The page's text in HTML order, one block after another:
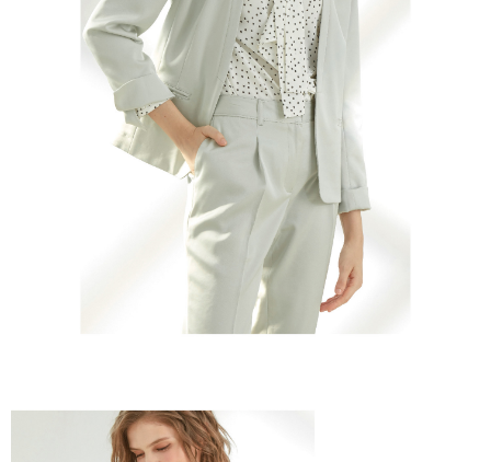
購買商品的店家。未經商家同意取消之訂單仍視為有效，需透過AFTEE先享
後付繳納相關費用。
※ 交易是否成功請以「AFTEE先享後付 」之結帳頁面顯示為準，若有關於
是否繳費成功／繳費後需取消欲退款等相關疑問，請聯繫「AFTEE先享後付
客戶支援中心」https://netprotections.freshdesk.com/support/home
１．透過由恩沛科技股份有限公司提供之「AFTEE先享後付」服務完成之交
易，需依本服務之必要範圍內提供個人資料，並將交易相關給付款項請求債
權轉讓予恩沛科技股份有限公司。
２．關於個人資料處理事宜，請瀏覽以下網址：
https://aftee.tw/terms/#terms3
３．未成年的使用者請事先徵得法定代理人或監護人之同意方可使用
「AFTEE先享後付」，若未經同意申辦者引起之損失，本公司不負相關責
４．使用「AFTEE先享後付」時，將依據個別帳號之用戶狀況，依本公司即
時審查核予不同之上限額度；若仍有額度不足之情形，本公司將視審查結果
付款後7-11取貨---滿2000元免運
每筆NT$60，滿NT$2,000(含以上)免運費
宅配-滿2000元免運
每筆NT$120，滿NT$2,000(含以上)免運費